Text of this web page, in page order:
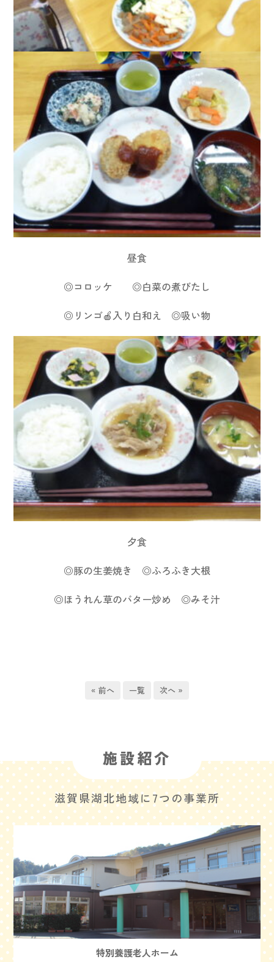
昼食
◎コロッケ ◎白菜の煮びたし
◎リンゴ🍎入り白和え ◎吸い物
夕食
◎豚の生姜焼き ◎ふろふき大根
◎ほうれん草のバター炒め ◎みそ汁
« 前へ 一覧 次へ »
施設紹介
滋賀県湖北地域に7つの事業所
特別養護老人ホーム